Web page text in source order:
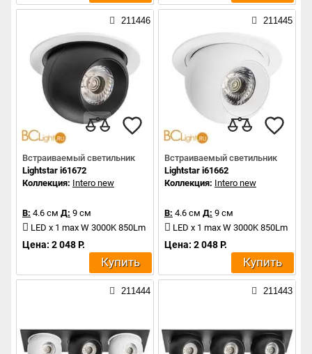
211446
Встраиваемый светильник
Lightstar i61672
Коллекция: Intero new
В: 4.6 см Д: 9 см
LED x 1 max W 3000K 850Lm
Цена: 2 048 Р.
Купить
211445
Встраиваемый светильник
Lightstar i61662
Коллекция: Intero new
В: 4.6 см Д: 9 см
LED x 1 max W 3000K 850Lm
Цена: 2 048 Р.
Купить
211444 211443